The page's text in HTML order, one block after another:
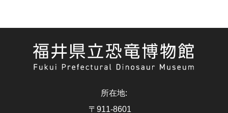
所在地:
〒911-8601